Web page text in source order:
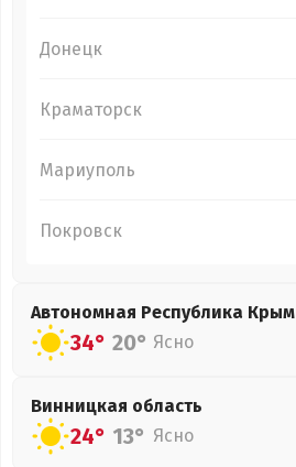
Донецк
Краматорск
Мариуполь
Покровск
Автономная Республика Крым
34° 20° Ясно
Винницкая область
24° 13° Ясно